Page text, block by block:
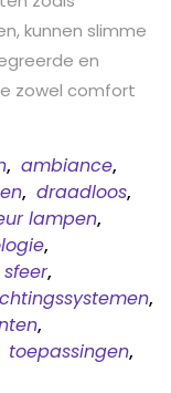
kunnen slimme
en
zowel comfort
, ambiance,
, draadloos,
lampen,
,
sfeer,
,
,
toepassingen,